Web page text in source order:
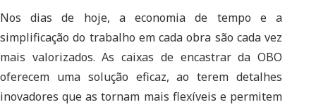
Nos dias de hoje, a economia de tempo e a
simplificação do trabalho em cada obra são cada vez
mais valorizados. As caixas de encastrar da OBO
oferecem uma solução eficaz, ao terem detalhes
inovadores que as tornam mais flexíveis e permitem